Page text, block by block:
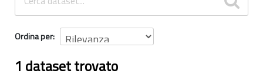
Ordina per
1 dataset trovato